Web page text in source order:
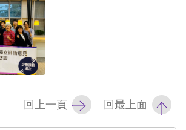
回上一頁 回最上面